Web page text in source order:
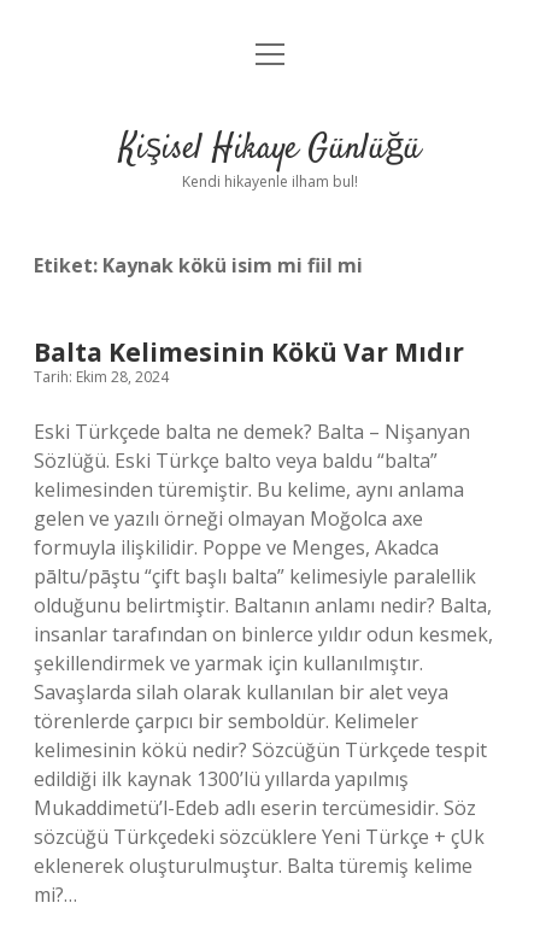
Anasayfa
Yasal Uyarı
menüyü
Kişisel Hikaye Günlüğü
Kendi hikayenle ilham bul!
Etiket: Kaynak kökü isim mi fiil mi
Balta Kelimesinin Kökü Var Mıdır
Tarih: Ekim 28, 2024
Eski Türkçede balta ne demek? Balta – Nişanyan
Sözlüğü. Eski Türkçe balto veya baldu “balta”
kelimesinden türemiştir. Bu kelime, aynı anlama
gelen ve yazılı örneği olmayan Moğolca axe
formuyla ilişkilidir. Poppe ve Menges, Akadca
pāltu/pāştu “çift başlı balta” kelimesiyle paralellik
olduğunu belirtmiştir. Baltanın anlamı nedir? Balta,
insanlar tarafından on binlerce yıldır odun kesmek,
şekillendirmek ve yarmak için kullanılmıştır.
Savaşlarda silah olarak kullanılan bir alet veya
törenlerde çarpıcı bir semboldür. Kelimeler
kelimesinin kökü nedir? Sözcüğün Türkçede tespit
edildiği ilk kaynak 1300’lü yıllarda yapılmış
Mukaddimetü’l-Edeb adlı eserin tercümesidir. Söz
sözcüğü Türkçedeki sözcüklere Yeni Türkçe + çUk
eklenerek oluşturulmuştur. Balta türemiş kelime
mi?…